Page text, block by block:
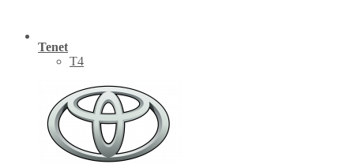
Tenet
Т4